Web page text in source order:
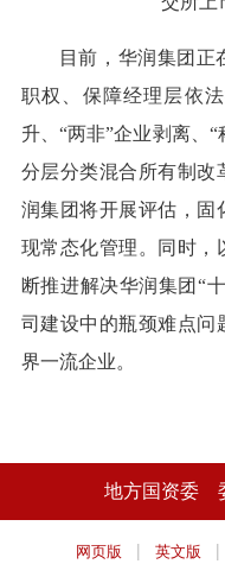
目前，华润集团正
职权、保障经理层依
升、“两非”企业剥离、“
分层分类混合所有制改
润集团将开展评估，固
现常态化管理。同时，
断推进解决华润集团“
司建设中的瓶颈难点问
界一流企业。
地方国资委
网页版 | 英文版 |